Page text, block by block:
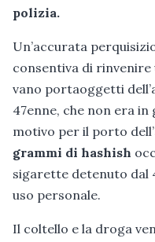
polizia.
Un’accurata
consentiva di rinvenire
vano portaoggetti
47enne, che non era
motivo per il porto
grammi di hashish
sigarette detenuto dal
uso personale.
Il coltello e la droga